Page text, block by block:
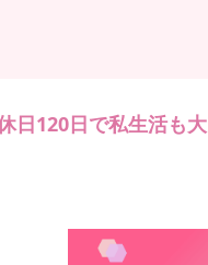
日120日で私生活も大